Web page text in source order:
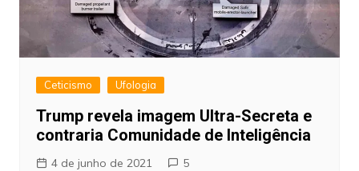
Ceticismo Ufologia
Trump revela imagem Ultra-Secreta e
contraria Comunidade de Inteligência
4 de junho de 2021 5